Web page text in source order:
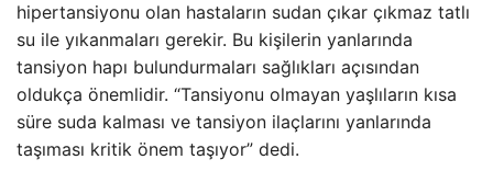
hipertansiyonu olan hastaların sudan çıkar çıkmaz tatlı
su ile yıkanmaları gerekir. Bu kişilerin yanlarında
tansiyon hapı bulundurmaları sağlıkları açısından
oldukça önemlidir. “Tansiyonu olmayan yaşlıların kısa
süre suda kalması ve tansiyon ilaçlarını yanlarında
taşıması kritik önem taşıyor” dedi.